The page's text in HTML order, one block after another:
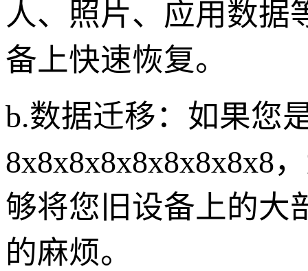
人、照片、应用数据
备上快速恢复。
b.数据迁移：如果您
8x8x8x8x8x8x8x8x8
够将您旧设备上的大
的麻烦。